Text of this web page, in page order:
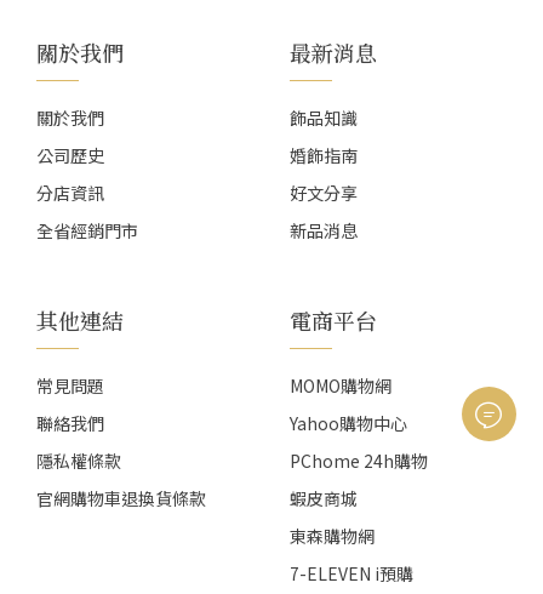
關於我們
關於我們
公司歷史
分店資訊
全省經銷門市
最新消息
飾品知識
婚飾指南
好文分享
新品消息
其他連結
常見問題
聯絡我們
隱私權條款
官網購物車退換貨條款
電商平台
MOMO購物網
Yahoo購物中心
PChome 24h購物
蝦皮商城
東森購物網
7-ELEVEN i預購